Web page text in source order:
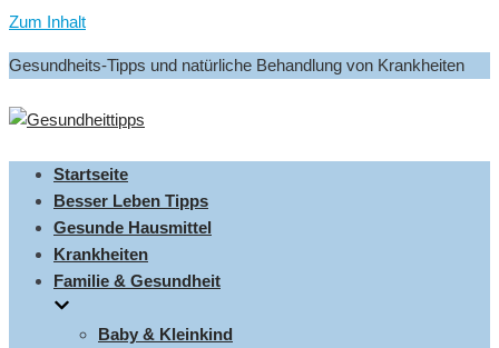
Zum Inhalt
Gesundheits-Tipps und natürliche Behandlung von Krankheiten
Startseite
Besser Leben Tipps
Gesunde Hausmittel
Krankheiten
Familie & Gesundheit
Baby & Kleinkind